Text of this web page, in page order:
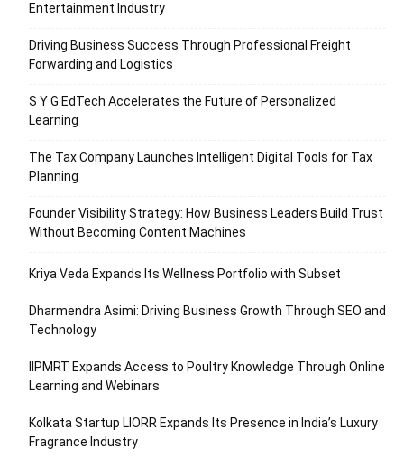
Entertainment Industry
Driving Business Success Through Professional Freight
Forwarding and Logistics
S Y G EdTech Accelerates the Future of Personalized
Learning
The Tax Company Launches Intelligent Digital Tools for Tax
Planning
Founder Visibility Strategy: How Business Leaders Build Trust
Without Becoming Content Machines
Kriya Veda Expands Its Wellness Portfolio with Subset
Dharmendra Asimi: Driving Business Growth Through SEO and
Technology
IIPMRT Expands Access to Poultry Knowledge Through Online
Learning and Webinars
Kolkata Startup LIORR Expands Its Presence in India’s Luxury
Fragrance Industry